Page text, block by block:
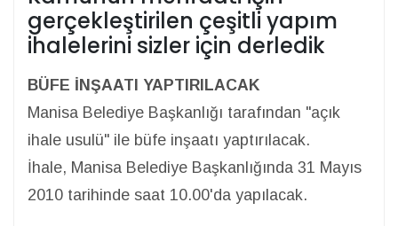
gerçekleştirilen çeşitli yapım
ihalelerini sizler için derledik
BÜFE İNŞAATI YAPTIRILACAK
Manisa Belediye Başkanlığı tarafından "açık
ihale usulü" ile büfe inşaatı yaptırılacak.
İhale, Manisa Belediye Başkanlığında 31 Mayıs
2010 tarihinde saat 10.00'da yapılacak.